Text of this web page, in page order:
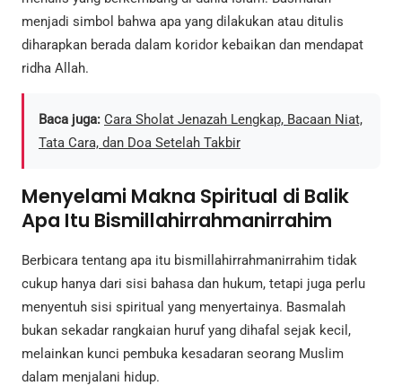
menjadi simbol bahwa apa yang dilakukan atau ditulis
diharapkan berada dalam koridor kebaikan dan mendapat
ridha Allah.
Baca juga: Cara Sholat Jenazah Lengkap, Bacaan Niat,
Tata Cara, dan Doa Setelah Takbir
Menyelami Makna Spiritual di Balik
Apa Itu Bismillahirrahmanirrahim
Berbicara tentang apa itu bismillahirrahmanirrahim tidak
cukup hanya dari sisi bahasa dan hukum, tetapi juga perlu
menyentuh sisi spiritual yang menyertainya. Basmalah
bukan sekadar rangkaian huruf yang dihafal sejak kecil,
melainkan kunci pembuka kesadaran seorang Muslim
dalam menjalani hidup.